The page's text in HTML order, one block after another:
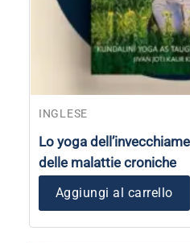
INGLESE
Lo yoga
delle malattie croniche
Aggiungi al carrello